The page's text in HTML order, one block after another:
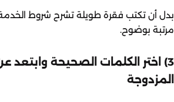
بدل أن تكتب فقرة طويلة تشرح شروط
مرتبة بوضوح.
3) اختر الكلمات الصحيحة
المزدوجة